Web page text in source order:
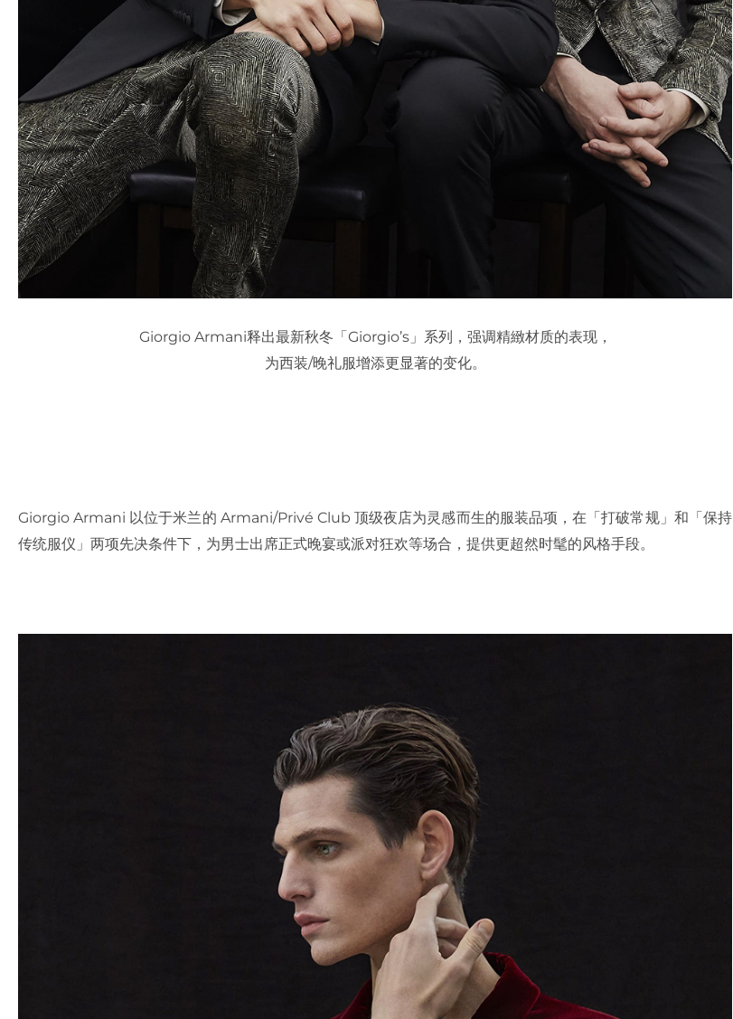
Giorgio Armani释出最新秋冬「Giorgio’s」系列，强调精緻材质的表现，
为西装/晚礼服增添更显著的变化。
Giorgio Armani 以位于米兰的 Armani/Privé Club 顶级夜店为灵感而生的服装品项，在「打破常规」和「保持
传统服仪」两项先决条件下，为男士出席正式晚宴或派对狂欢等场合，提供更超然时髦的风格手段。